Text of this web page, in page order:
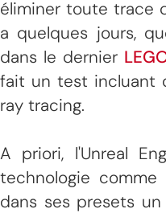
éliminer toute trace
a quelques jours,
dans le dernier
fait un test incluant
ray tracing.
A priori, l'Unreal
technologie
dans ses presets